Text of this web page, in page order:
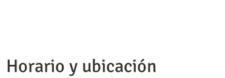
Horario y ubicación